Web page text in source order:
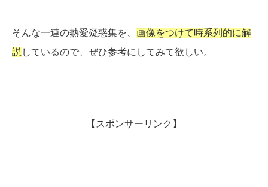
そんな一連の熱愛疑惑集を、 画像をつけて時系列的に解
説 しているので、ぜひ参考にしてみて欲しい。
【スポンサーリンク】